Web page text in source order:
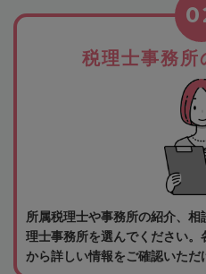
税理士事務所
所属税理士や事務所の紹介、
理士事務所を選んでください
から詳しい情報をご確認いただ